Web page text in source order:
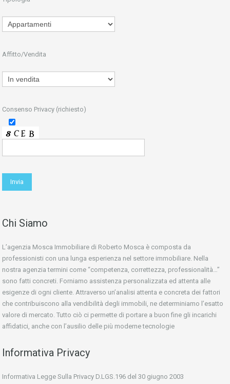
Affitto/Vendita
Consenso Privacy (richiesto)
Chi Siamo
L’agenzia Mosca Immobiliare di Roberto Mosca è composta da
professionisti con una lunga esperienza nel settore immobiliare. Nella
nostra agenzia termini come “competenza, correttezza, professionalità…”
sono fatti concreti. Forniamo assistenza personalizzata ed attenta alle
esigenze di ogni cliente. Attraverso un’analisi attenta e concreta dei fattori
che contribuiscono alla vendibilità degli immobili, ne determiniamo l’esatto
valore di mercato. Tutto ciò ci permette di portare a buon fine gli incarichi
affidatici, anche con l’ausilio delle più moderne tecnologie
Informativa Privacy
Informativa Legge Sulla Privacy D.LGS.196 del 30 giugno 2003